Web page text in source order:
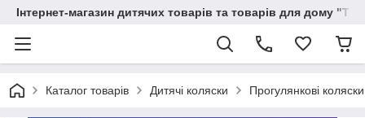
Інтернет-магазин дитячих товарів та товарів для дому
Каталог товарів Дитячі коляски Прогулянкові коляски